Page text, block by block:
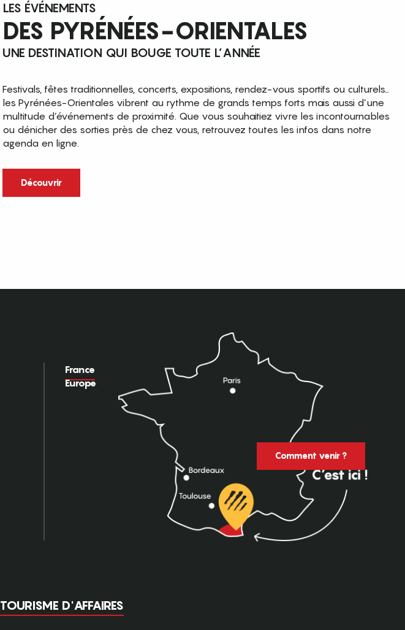
LES ÉVÉNEMENTS
DES PYRÉNÉES-ORIENTALES
UNE DESTINATION QUI BOUGE TOUTE L’ANNÉE
Festivals, fêtes traditionnelles, concerts, expositions, rendez-vous sportifs ou culturels…
les Pyrénées-Orientales vibrent au rythme de grands temps forts mais aussi d’une
multitude d’événements de proximité. Que vous souhaitiez vivre les incontournables
ou dénicher des sorties près de chez vous, retrouvez toutes les infos dans notre
agenda en ligne.
Découvrir
France
Europe
Comment venir ?
TOURISME D'AFFAIRES